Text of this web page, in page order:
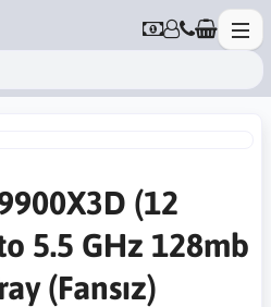
(12
5.5 GHz 128mb
(Fansız)